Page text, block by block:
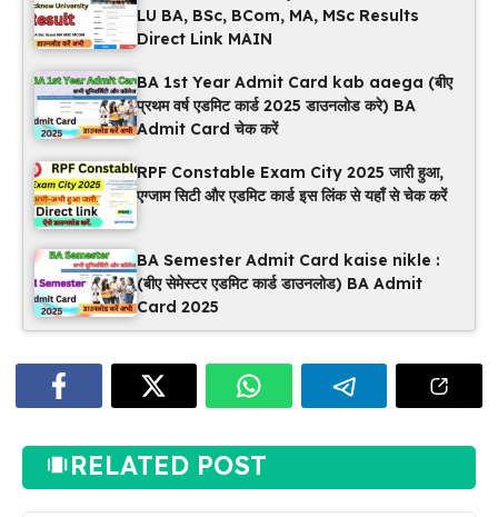
LU BA, BSc, BCom, MA, MSc Results
Direct Link MAIN
BA 1st Year Admit Card kab aaega (बीए
प्रथम वर्ष एडमिट कार्ड 2025 डाउनलोड करे) BA
Admit Card चेक करें
RPF Constable Exam City 2025 जारी हुआ,
एग्जाम सिटी और एडमिट कार्ड इस लिंक से यहाँ से चेक करें
BA Semester Admit Card kaise nikle :
(बीए सेमेस्टर एडमिट कार्ड डाउनलोड) BA Admit
Card 2025
RELATED POST